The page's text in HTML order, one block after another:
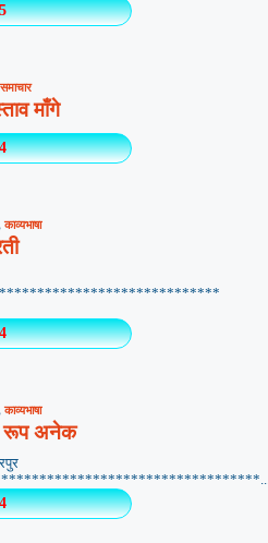
समाचार
माँगे
काव्यभाषा
काव्यभाषा
रूप अनेक